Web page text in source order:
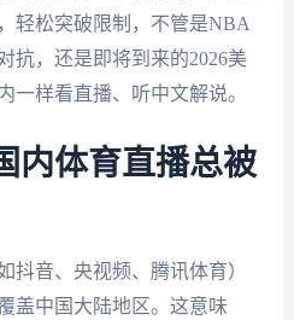
轻松突破限制，不管是NBA
抗，还是即将到来的2026美
一样看直播、听中文解说。
内体育直播总被
抖音、央视频、腾讯体育）
盖中国大陆地区。这意味